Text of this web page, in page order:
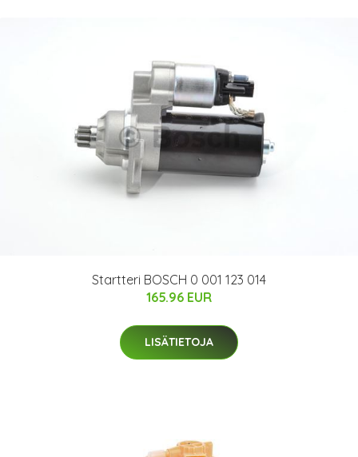
Startteri BOSCH 0 001 123 014
165.96 EUR
LISÄTIETOJA